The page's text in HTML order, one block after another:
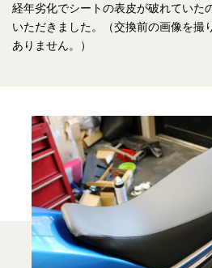
経年劣化でシートの表皮が破れていた
いただきました。（交換前の画像を撮
ありません。）